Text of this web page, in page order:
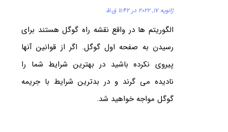
ژانویه 17, 2022 در 11:42 ق.ظ
الگوریتم ها در واقع نقشه راه گوگل هستند برای
رسیدن به صفحه اول گوگل. اگر از قوانین آنها
پیروی نکرده باشید در بهترین شرایط شما را
نادیده می گرند و در بدترین شرایط با جریمه
گوگل مواجه خواهید شد.